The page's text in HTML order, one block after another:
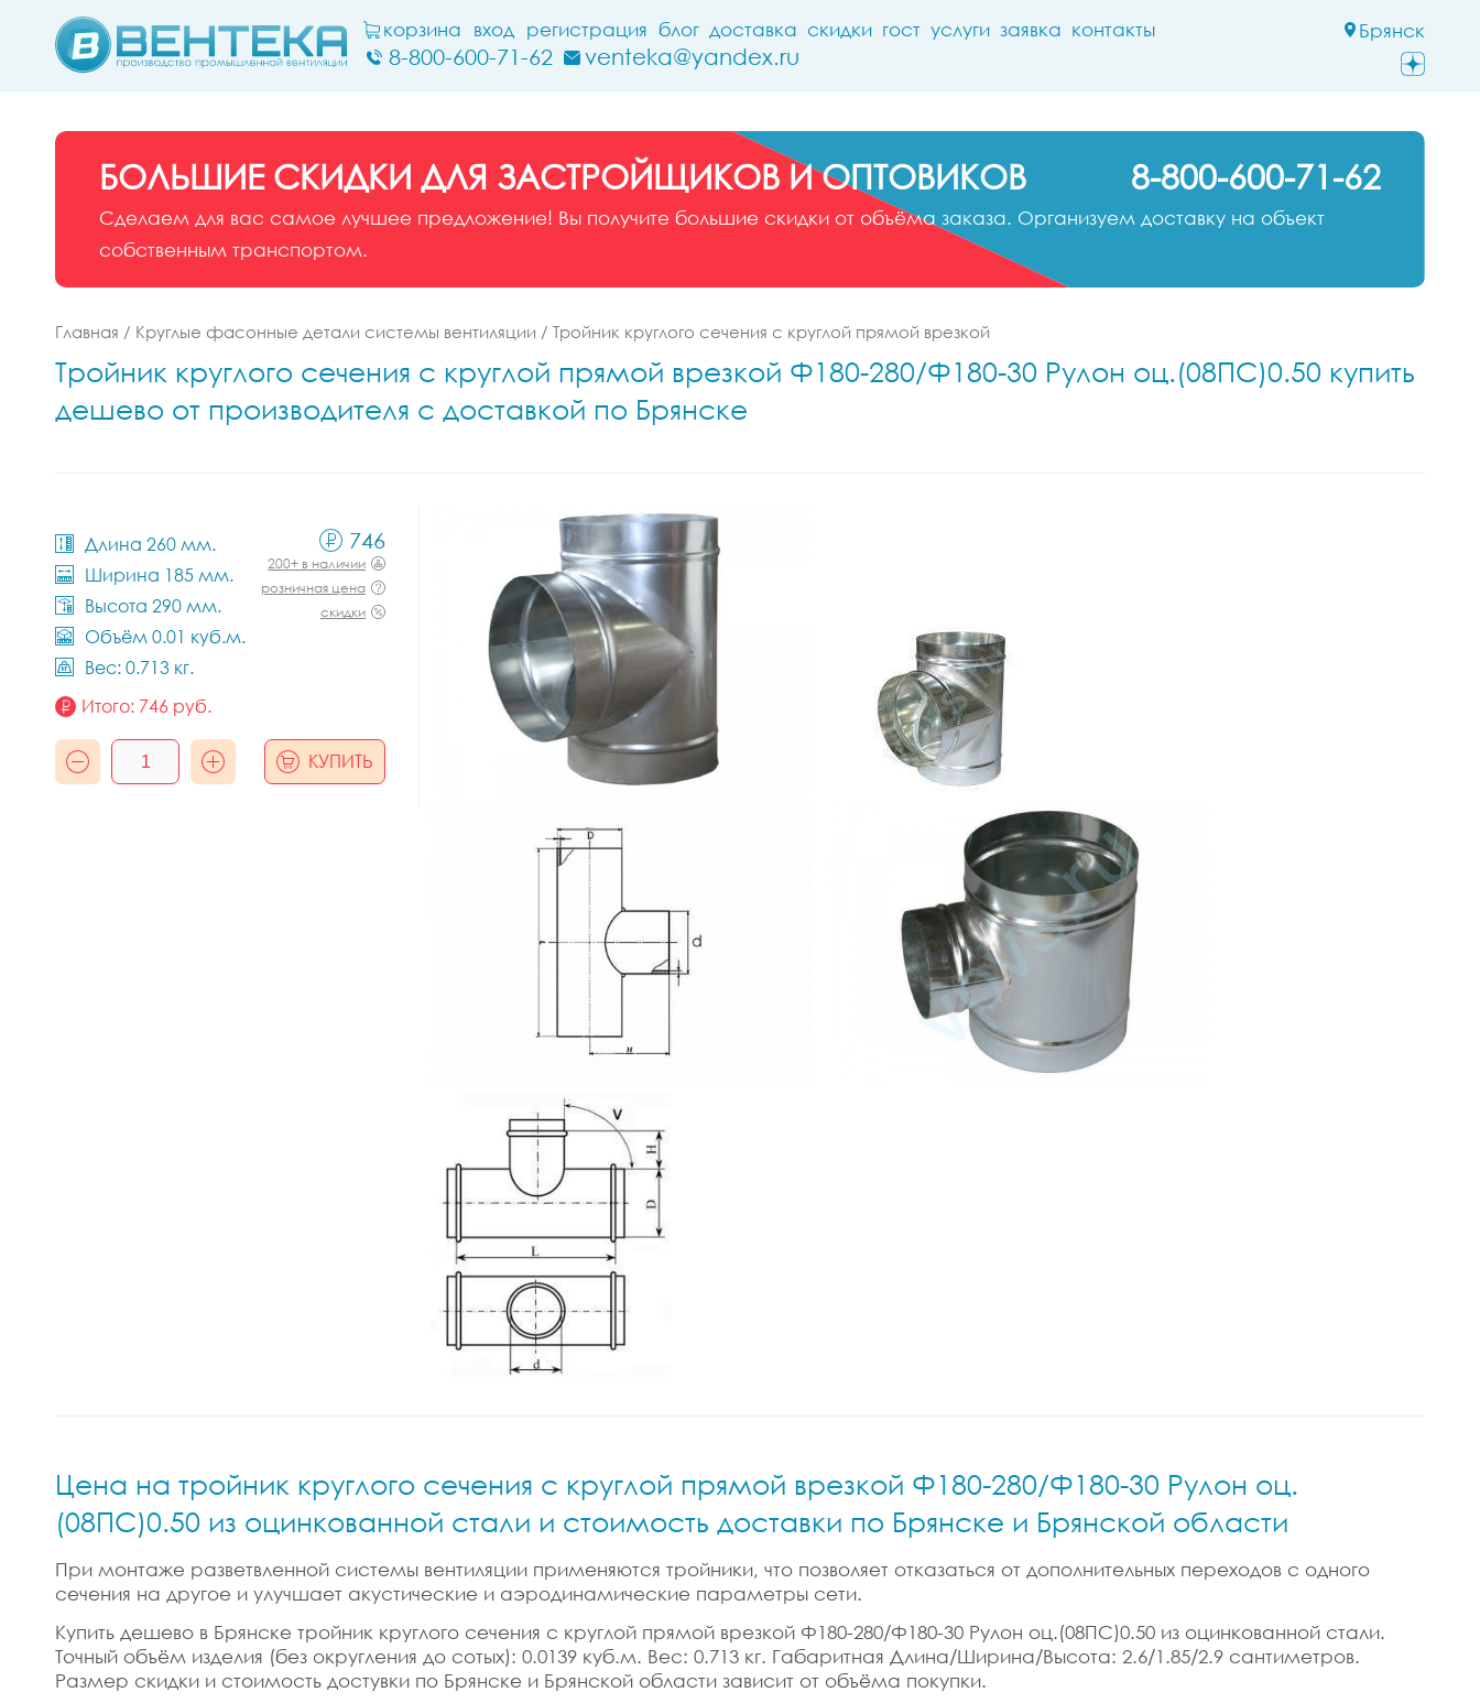
Брянск
корзина вход регистрация блог доставка скидки гост услуги заявка контакты
8-800-600-71-62 venteka@yandex.ru
БОЛЬШИЕ СКИДКИ ДЛЯ ЗАСТРОЙЩИКОВ И ОПТОВИКОВ 8-800-600-71-62
Сделаем для вас самое лучшее предложение! Вы получите большие скидки от объёма заказа. Организуем доставку на объект
собственным транспортом.
Главная / Круглые фасонные детали системы вентиляции / Тройник круглого сечения с круглой прямой врезкой
Тройник круглого сечения с круглой прямой врезкой Ф180-280/Ф180-30 Рулон оц.(08ПС)0.50 купить
дешево от производителя с доставкой по Брянске
Длина 260 мм.
Ширина 185 мм.
Высота 290 мм.
Объём 0.01 куб.м.
Вес: 0.713 кг.
746
200+ в наличии
розничная цена
скидки
Итого: 746 руб.
КУПИТЬ
Цена на тройник круглого сечения с круглой прямой врезкой Ф180-280/Ф180-30 Рулон оц.
(08ПС)0.50 из оцинкованной стали и стоимость доставки по Брянске и Брянской области
При монтаже разветвленной системы вентиляции применяются тройники, что позволяет отказаться от дополнительных переходов с одного
сечения на другое и улучшает акустические и аэродинамические параметры сети.
Купить дешево в Брянске тройник круглого сечения с круглой прямой врезкой Ф180-280/Ф180-30 Рулон оц.(08ПС)0.50 из оцинкованной стали.
Точный объём изделия (без округления до сотых): 0.0139 куб.м. Вес: 0.713 кг. Габаритная Длина/Ширина/Высота: 2.6/1.85/2.9 сантиметров.
Размер скидки и стоимость достувки по Брянске и Брянской области зависит от объёма покупки.